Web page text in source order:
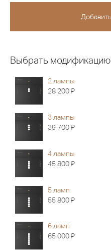
Выбрать модификацию
2 лампы
28 200Я
3 лампы
39 700Я
4 лампы
45 800Я
5 ламп
55 800Я
6 ламп
65 000Я